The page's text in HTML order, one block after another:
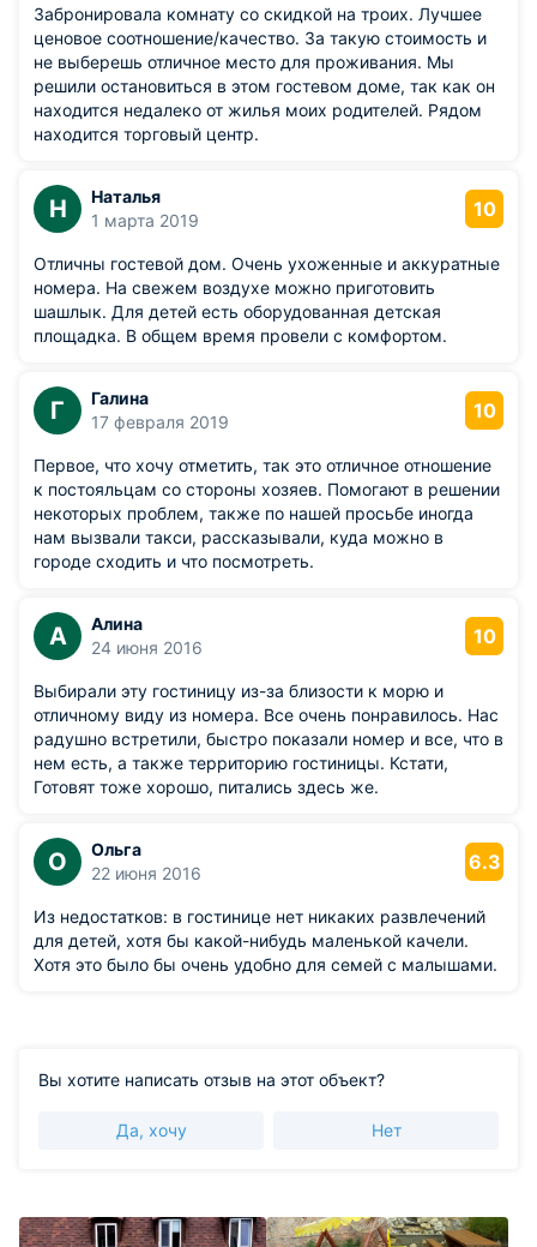
Забронировала комнату со скидкой на троих. Лучшее
ценовое соотношение/качество. За такую стоимость и
не выберешь отличное место для проживания. Мы
решили остановиться в этом гостевом доме, так как он
находится недалеко от жилья моих родителей. Рядом
находится торговый центр.
Н
Наталья
1 марта 2019
10
Отличны гостевой дом. Очень ухоженные и аккуратные
номера. На свежем воздухе можно приготовить
шашлык. Для детей есть оборудованная детская
площадка. В общем время провели с комфортом.
Г
Галина
17 февраля 2019
10
Первое, что хочу отметить, так это отличное отношение
к постояльцам со стороны хозяев. Помогают в решении
некоторых проблем, также по нашей просьбе иногда
нам вызвали такси, рассказывали, куда можно в
городе сходить и что посмотреть.
А
Алина
24 июня 2016
10
Выбирали эту гостиницу из-за близости к морю и
отличному виду из номера. Все очень понравилось. Нас
радушно встретили, быстро показали номер и все, что в
нем есть, а также территорию гостиницы. Кстати,
Готовят тоже хорошо, питались здесь же.
О
Ольга
22 июня 2016
6.3
Из недостатков: в гостинице нет никаких развлечений
для детей, хотя бы какой-нибудь маленькой качели.
Хотя это было бы очень удобно для семей с малышами.
Вы хотите написать отзыв на этот объект?
Да, хочу Нет